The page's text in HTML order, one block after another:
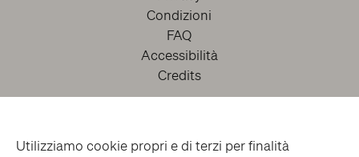
Utilizziamo cookie propri e di terzi per finalità
Condizioni
FAQ
Accessibilità
Credits